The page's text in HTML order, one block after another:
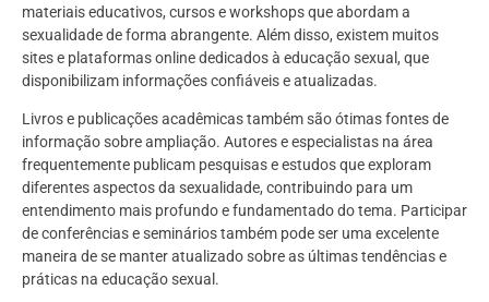
materiais educativos, cursos e workshops que abordam a
sexualidade de forma abrangente. Além disso, existem muitos
sites e plataformas online dedicados à educação sexual, que
disponibilizam informações confiáveis e atualizadas.
Livros e publicações acadêmicas também são ótimas fontes de
informação sobre ampliação. Autores e especialistas na área
frequentemente publicam pesquisas e estudos que exploram
diferentes aspectos da sexualidade, contribuindo para um
entendimento mais profundo e fundamentado do tema. Participar
de conferências e seminários também pode ser uma excelente
maneira de se manter atualizado sobre as últimas tendências e
práticas na educação sexual.